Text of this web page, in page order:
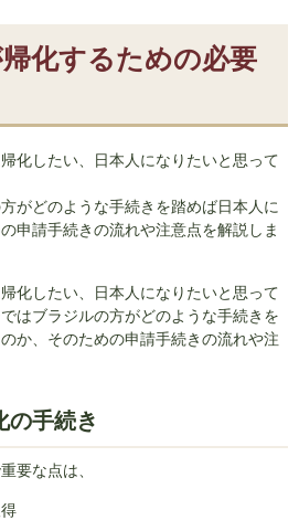
化するための必要
化したい、日本人になりたいと思って
がどのような手続きを踏めば日本人に
申請手続きの流れや注意点を解説しま
化したい、日本人になりたいと思って
はブラジルの方がどのような手続きを
か、そのための申請手続きの流れや注
の手続き
要な点は、